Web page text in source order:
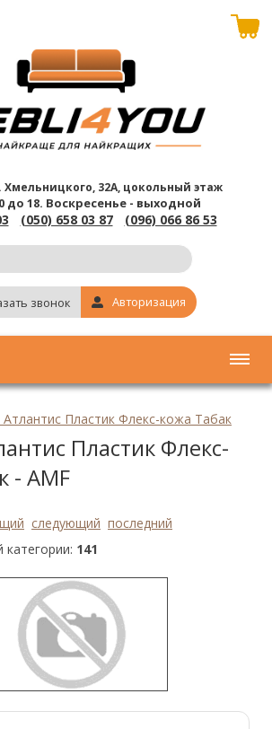
Хмельницкого, 32А, цокольный этаж
до 18. Воскресенье - выходной
(050) 658 03 87 (096) 066 86 53
звонок Авторизация
Атлантис Пластик Флекс-кожа Табак
Пластик Флекс-
- AMF
следующий последний
141
В корзине пусто